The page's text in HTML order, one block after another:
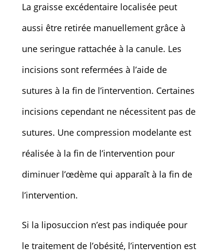
La graisse excédentaire localisée peut
aussi être retirée manuellement grâce à
une seringue rattachée à la canule. Les
incisions sont refermées à l’aide de
sutures à la fin de l’intervention. Certaines
incisions cependant ne nécessitent pas de
sutures. Une compression modelante est
réalisée à la fin de l’intervention pour
diminuer l’œdème qui apparaît à la fin de
l’intervention.
Si la liposuccion n’est pas indiquée pour
le traitement de l’obésité, l’intervention est